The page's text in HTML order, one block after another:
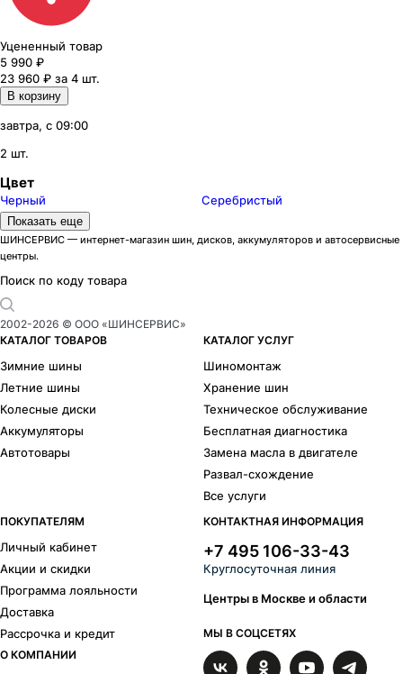
Уцененный товар
5 990 ₽
23 960 ₽ за 4 шт.
В корзину
завтра, с 09:00
2 шт.
Цвет
Черный Серебристый
Модели дисков Tech Line
205 4
403 2
429 1
430
433
2
529 5
650
6
735 1
739
8
Показать еще
ШИНСЕРВИС — интернет-магазин шин, дисков, аккумуляторов и автосервисные
центры.
Поиск по коду товара
2002-2026 © ООО «ШИНСЕРВИС»
КАТАЛОГ ТОВАРОВ
Зимние шины
Летние шины
Колесные диски
Аккумуляторы
Автотовары
КАТАЛОГ УСЛУГ
Шиномонтаж
Хранение шин
Техническое обслуживание
Бесплатная диагностика
Замена масла в двигателе
Развал-схождение
Все услуги
ПОКУПАТЕЛЯМ
Личный кабинет
Акции и скидки
Программа лояльности
Доставка
Рассрочка и кредит
О КОМПАНИИ
КОНТАКТНАЯ ИНФОРМАЦИЯ
+7 495 106-33-43
Круглосуточная линия
Центры в Москве и области
МЫ В СОЦСЕТЯХ